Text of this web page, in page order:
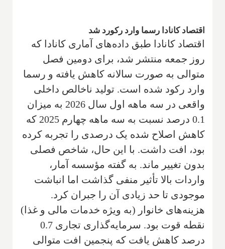
اقتصاد کانادا رسما وارد رکورد شد
اقتصاد کانادا طبق داده‌های آماری کانادا که
روز جمعه منتشر شد، برای دومین فصل
متوالی به صورت سالانه کاهش یافته و رسما
وارد رکود شده است. تولید ناخالص داخلی
واقعی در سه ماهه اول سال 2026 به میزان
0.1 درصد نسبت به سه ماهه چهارم 2025 که
کاهش اصلاح شده یک درصدی را تجربه کرده
بود، افت داشت. با این حال، شاخص فصلی
بدون تغییر ماند. به گفته مؤسسه آمار،
واردات بالا تأثیر منفی گذاشت اما انباشت
موجودی تا حد زیادی آن را جبران کرد.
هزینه‌های خانوار (به ویژه خدمات مالی و غذا)
نقطه قوت بود. سرمایه‌گذاری تجاری 0.7
درصد کاهش یافت که پنجمین افت متوالی